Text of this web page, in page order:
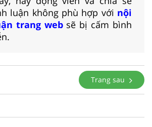
luận không phù hợp với nội
trang websẽ bị cấm bình
Trang sau